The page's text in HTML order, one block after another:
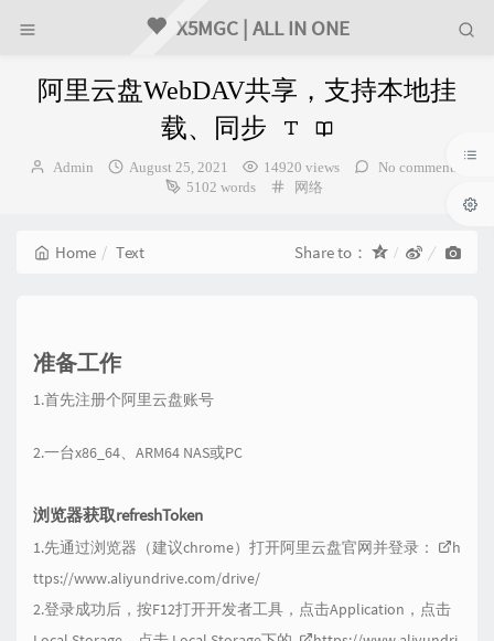
X5MGC | ALL IN ONE
阿里云盘WebDAV共享，支持本地挂
载、同步
Author：
Admin
发
August 25, 2021 14920 views
No comments
5102 words
Categories：
网络
Home Text Share to：
准备工作
1.首先注册个阿里云盘账号
2.一台x86_64、ARM64 NAS或PC
浏览器获取refreshToken
1.先通过浏览器（建议chrome）打开阿里云盘官网并登录：
h
ttps://www.aliyundrive.com/drive/
2.登录成功后，按F12打开开发者工具，点击Application，点击